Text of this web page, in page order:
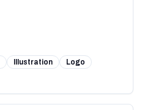
Illustration Logo